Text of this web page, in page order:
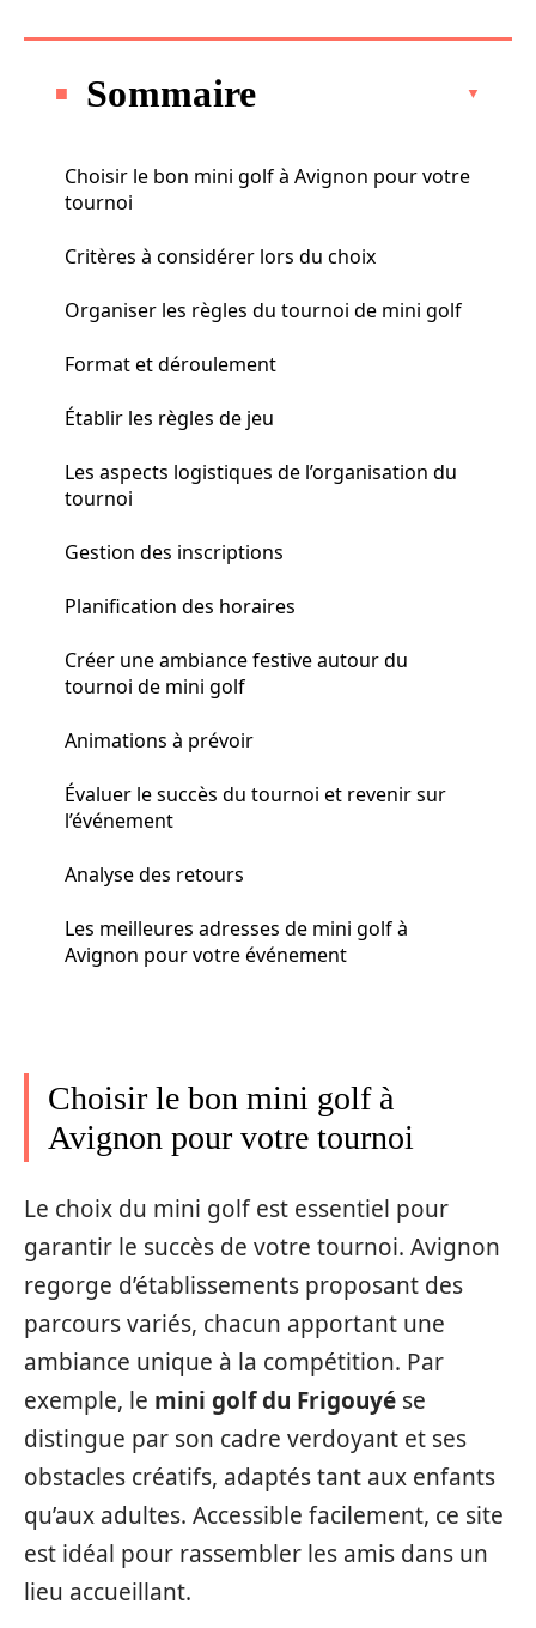
Sommaire
Choisir le bon mini golf à Avignon pour votre
tournoi
Critères à considérer lors du choix
Organiser les règles du tournoi de mini golf
Format et déroulement
Établir les règles de jeu
Les aspects logistiques de l’organisation du
tournoi
Gestion des inscriptions
Planification des horaires
Créer une ambiance festive autour du
tournoi de mini golf
Animations à prévoir
Évaluer le succès du tournoi et revenir sur
l’événement
Analyse des retours
Les meilleures adresses de mini golf à
Avignon pour votre événement
Choisir le bon mini golf à
Avignon pour votre tournoi
Le choix du mini golf est essentiel pour
garantir le succès de votre tournoi. Avignon
regorge d’établissements proposant des
parcours variés, chacun apportant une
ambiance unique à la compétition. Par
exemple, le mini golf du Frigouyé se
distingue par son cadre verdoyant et ses
obstacles créatifs, adaptés tant aux enfants
qu’aux adultes. Accessible facilement, ce site
est idéal pour rassembler les amis dans un
lieu accueillant.